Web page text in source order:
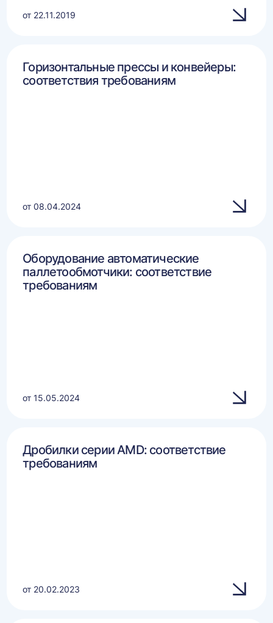
от 22.11.2019
Горизонтальные прессы и конвейеры:
соответствия требованиям
от 08.04.2024
Оборудование автоматические
паллетообмотчики: соответствие
требованиям
от 15.05.2024
Дробилки серии AMD: соответствие
требованиям
от 20.02.2023